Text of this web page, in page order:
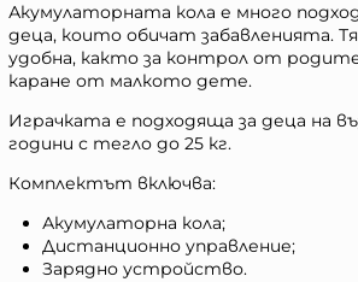
Акумулаторната кола е много
деца, които обичат забавленията.
удобна, както за контрол от
каране от малкото дете.
Играчката е подходяща за деца на
години с тегло до 25 кг.
Комплектът включва:
Акумулаторна кола;
Дистанционно управление;
Зарядно устройство.